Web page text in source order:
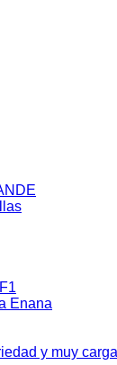
Enana
y muy